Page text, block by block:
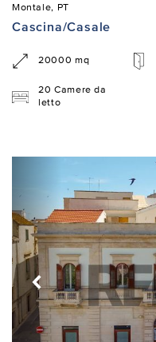
Montale, PT
Cascina/Casale
20000 mq
20 Camere da
letto